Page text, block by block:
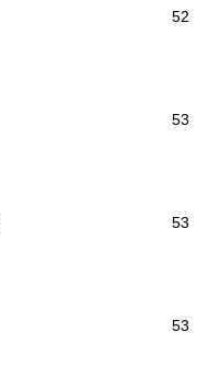
52
53
53
53